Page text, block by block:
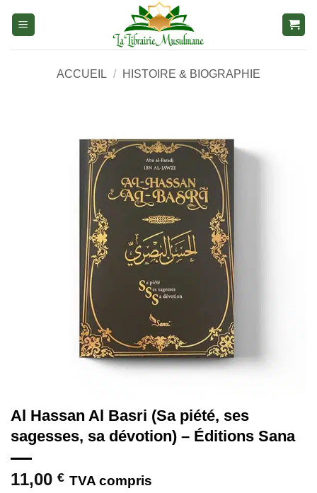
ACCUEIL / HISTOIRE & BIOGRAPHIE
Al Hassan Al Basri (Sa piété, ses
sagesses, sa dévotion) – Éditions Sana
11,00 € TVA compris